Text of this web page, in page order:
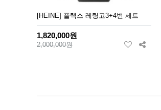
[HEINE] 플랙스 레링고3+4번 세트
1,820,000원
2,000,000원